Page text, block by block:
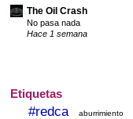
The Oil Crash
No pasa nada
Hace 1 semana
Etiquetas
#redca aburrimiento